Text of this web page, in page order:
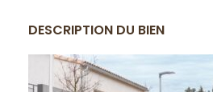
DESCRIPTION DU BIEN